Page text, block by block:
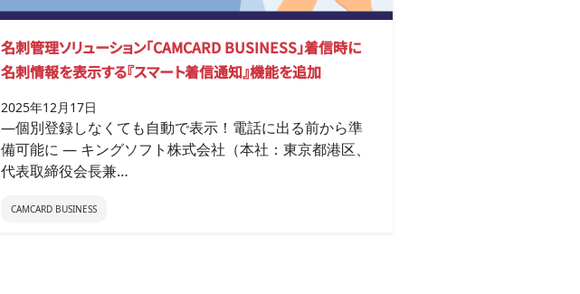
名刺管理ソリューション「CAMCARD BUSINESS」着信時に
名刺情報を表示する『スマート着信通知』機能を追加
2025年12月17日
―個別登録しなくても自動で表示！電話に出る前から準
備可能に ― キングソフト株式会社（本社：東京都港区、
代表取締役会長兼…
CAMCARD BUSINESS